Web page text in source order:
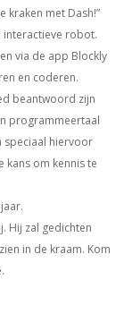
kraken met Dash!”
interactieve robot.
via de app Blockly
en coderen.
beantwoord zijn
programmeertaal
speciaal hiervoor
kans om kennis te
Hij zal gedichten
in de kraam. Kom